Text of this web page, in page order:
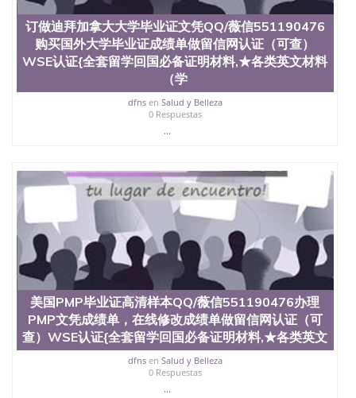
6、客户确认收到结果，付余款。 我们对海外大学及
学院的毕业证成绩单所使用的材料，尺寸大小，防伪
结构（包括：水印，阴影底纹，钢印LOGO烫金烫
银，LOGO烫金烫银复合重叠。 文字图案浮雕，激光
镭射，紫外荧光，温感，复印防伪）都有原版本文凭
对照。质量得到了广大海外客户群体的认可，同时和
海外学校留学中介， 同时能做到与时俱进，及时掌握
各大院校的（毕业证，成绩单，资格证，学生卡，结
业证，录取通知书，在读证明等相关材料）的版本更
原版实物，以求达到客户的需求。 我们的优势： 我
们在保证合理定价的同时，坚持较高性价比，通过品
质和效率不断优化，为您倾情诠释什么是高性价比。
咨询顾问：Sam q/微信:551190476 Q/微
信:551190476办理毕业证成绩单、教育部认证,录取通
知书，雅思，留学回国证明.
公司专业制作、办理、仿制、成绩单文凭、改成绩、
教育部学历学位认证、毕业证、成绩单、文凭、学历
文凭、假文凭假毕业证假学历书制作、假制作、办
理、仿制学位证书、毕业证文凭、文凭毕业证、毕业
证认证、留服认证、使馆认证、使馆证明、使馆留学
回国人员证明、留学生认证、学历认证、文凭认证学
位认证、留学生学历认证、留学生学位认证、英国文
凭学历、美国文凭学历、澳洲文凭学历、加拿大文凭
订做迪拜加拿大大学毕业证文凭QQ/薇信551190476
购买国外大学毕业证成绩单做留信网认证（可查）
WSE认证{全套留学回国必备证明材料,★各类英文材料
（学
dfnsen Salud y Belleza
0 Respuestas
...
美国PMP毕业证高清样本QQ/薇信551190476办理
PMP文凭成绩单，在线修改成绩单做留信网认证（可
查）WSE认证{全套留学回国必备证明材料,★各类英文
dfnsen Salud y Belleza
0 Respuestas
...